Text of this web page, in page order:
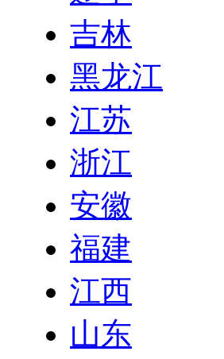
吉林
黑龙江
江苏
浙江
安徽
福建
江西
山东